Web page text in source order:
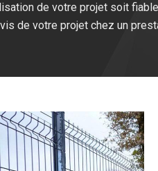
de votre projet soit
de votre projet chez un